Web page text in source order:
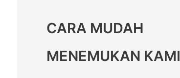
CARA MUDAH
MENEMUKAN KAMI